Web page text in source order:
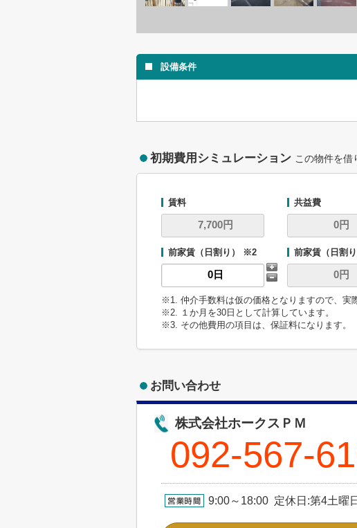
設備条件
初期費用シミュレーション この物件を借
賃料 共益費
前家賃（日割り） ※2 前家賃（日割り
※1. 仲介手数料は仮の価格となりますので、実
※2. １か月を30日として計算しています。
※3. その他費用の項目は、保証料になります。
お問い合わせ
株式会社ホークスＰＭ
092-567-
9:00～18:00 定休日:第4土曜